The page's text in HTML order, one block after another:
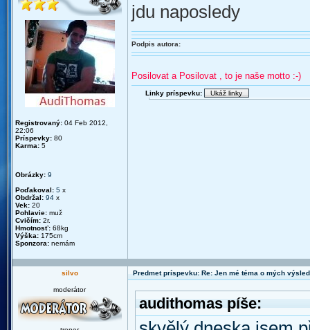
Registrovaný: 04 Feb 2012,
22:06
Príspevky: 80
Karma: 5
Obrázky: 9
Poďakoval: 5 x
Obdržal: 94 x
Vek: 20
Pohlavie: muž
Cvičím: 2r.
Hmotnosť: 68kg
Výška: 175cm
Sponzora: nemám
jdu naposledy
Podpis autora:
Posilovat a Posilovat , to je naše motto :-)
Linky príspevku:
silvo Predmet príspevku: Re: Jen mé téma o mých
moderátor
audithomas píše: